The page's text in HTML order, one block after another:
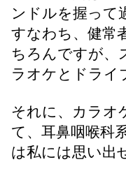
ンドルを握って
すなわち、健常
ちろんですが、
ラオケとドライ
それに、カラオ
て、耳鼻咽喉科
は私には思い出